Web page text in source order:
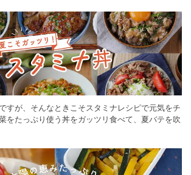
すが、そんなときこそスタミナレシピで元気をチ
をたっぷり使う丼をガッツリ食べて、夏バテを吹